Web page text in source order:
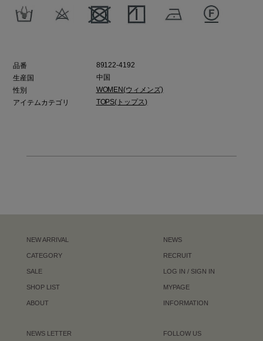
品番
89122-4192
生産国
中国
性別
WOMEN(ウィメンズ)
アイテムカテゴリ
TOPS(トップス)
NEW ARRIVAL
CATEGORY
SALE
SHOP LIST
ABOUT
NEWS LETTER
NEWS
RECRUIT
LOG IN / SIGN IN
MYPAGE
INFORMATION
FOLLOW US